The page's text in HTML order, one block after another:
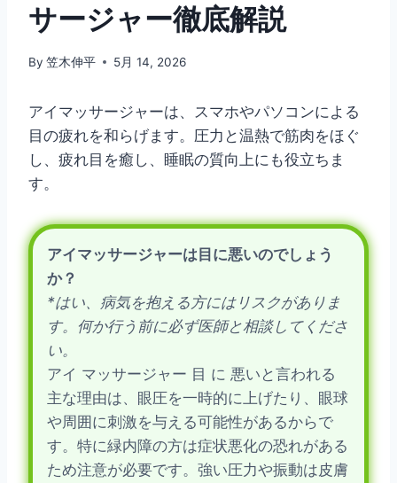
サージャー徹底解説
By 笠木伸平 5月 14, 2026
アイマッサージャーは、スマホやパソコンによる
目の疲れを和らげます。圧力と温熱で筋肉をほぐ
し、疲れ目を癒し、睡眠の質向上にも役立ちま
す。
アイマッサージャーは目に悪いのでしょう
か？
*はい、病気を抱える方にはリスクがありま
す。何か行う前に必ず医師と相談してくださ
い。
アイ マッサージャー 目 に 悪いと言われる
主な理由は、眼圧を一時的に上げたり、眼球
や周囲に刺激を与える可能性があるからで
す。特に緑内障の方は症状悪化の恐れがある
ため注意が必要です。強い圧力や振動は皮膚